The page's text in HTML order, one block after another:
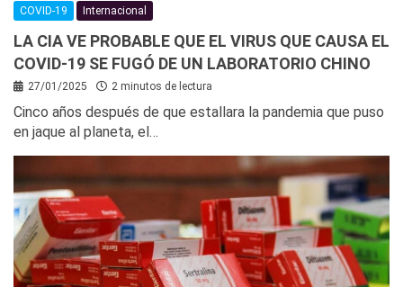
COVID-19 Internacional
LA CIA VE PROBABLE QUE EL VIRUS QUE CAUSA EL
COVID-19 SE FUGÓ DE UN LABORATORIO CHINO
27/01/2025 2 minutos de lectura
Cinco años después de que estallara la pandemia que puso
en jaque al planeta, el…